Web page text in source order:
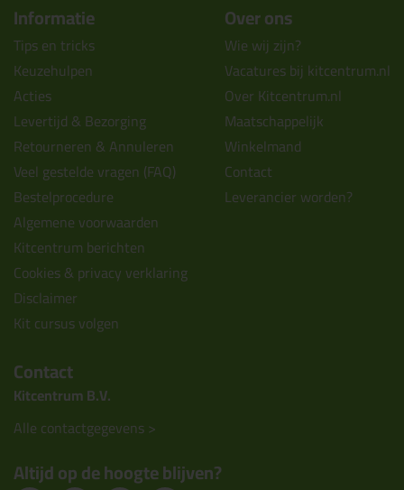
Informatie
Tips en tricks
Keuzehulpen
Acties
Levertijd & Bezorging
Retourneren & Annuleren
Veel gestelde vragen (FAQ)
Bestelprocedure
Algemene voorwaarden
Kitcentrum berichten
Cookies & privacy verklaring
Disclaimer
Kit cursus volgen
Over ons
Wie wij zijn?
Vacatures bij kitcentrum.nl
Over Kitcentrum.nl
Maatschappelijk
Winkelmand
Contact
Leverancier worden?
Contact
Kitcentrum B.V.
Alle contactgegevens >
Altijd op de hoogte blijven?